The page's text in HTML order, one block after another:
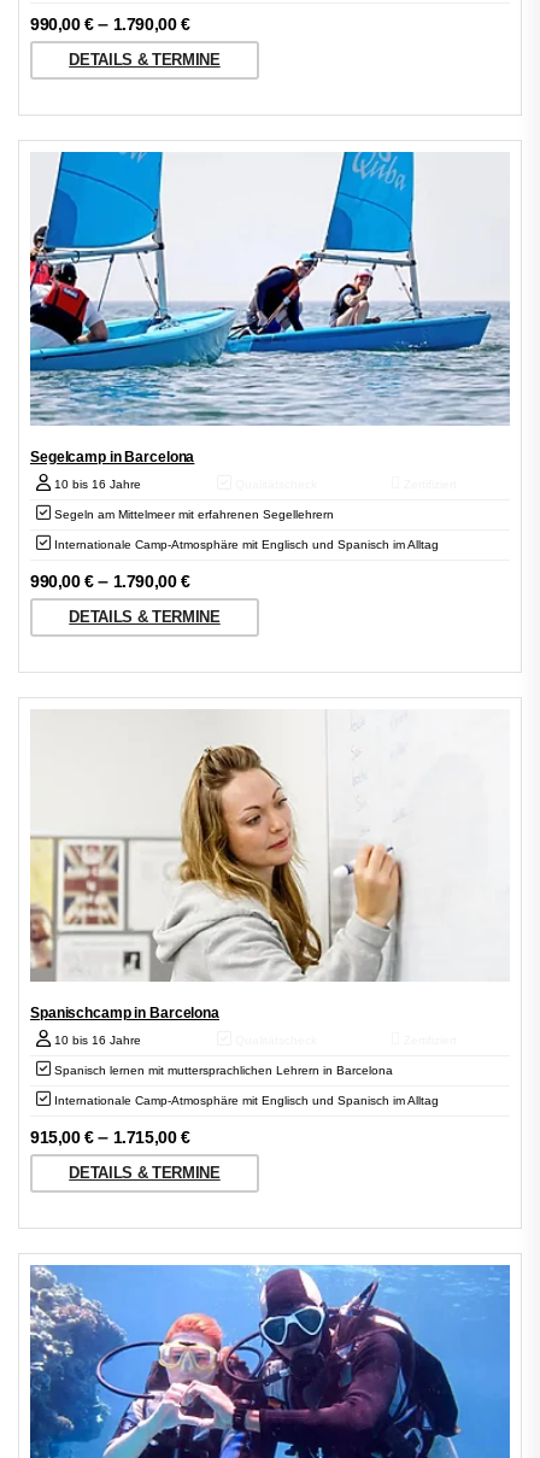
990,00€– 1.790,00€
DETAILS & TERMINE
Segelcamp in Barcelona
10 bis 16 Jahre
Segeln am Mittelmeer mit erfahrenen Segellehrern
Internationale Camp-Atmosphäre mit Englisch und Spanisch im Alltag
990,00€– 1.790,00€
DETAILS & TERMINE
Spanischcamp in Barcelona
10 bis 16 Jahre
Spanisch lernen mit muttersprachlichen Lehrern in Barcelona
Internationale Camp-Atmosphäre mit Englisch und Spanisch im Alltag
915,00€– 1.715,00€
DETAILS & TERMINE